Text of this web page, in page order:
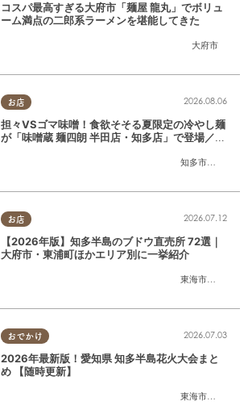
大府市
コスパ最高すぎる大府市「麺屋 龍丸」でボリュ
ーム満点の二郎系ラーメンを堪能してきた
お店
知多市
,半田市
2026.08.06
担々VSゴマ味噌！食欲そそる夏限定の冷やし麺
が「味噌蔵 麺四朗 半田店・知多店」で登場／ち
お店
東海市
,大府市
2026.07.12
【2026年版】知多半島のブドウ直売所 72選｜
大府市・東浦町ほかエリア別に一挙紹介
おでかけ
東海市
,大府市
2026.07.03
2026年最新版！愛知県 知多半島花火大会まと
め 【随時更新】